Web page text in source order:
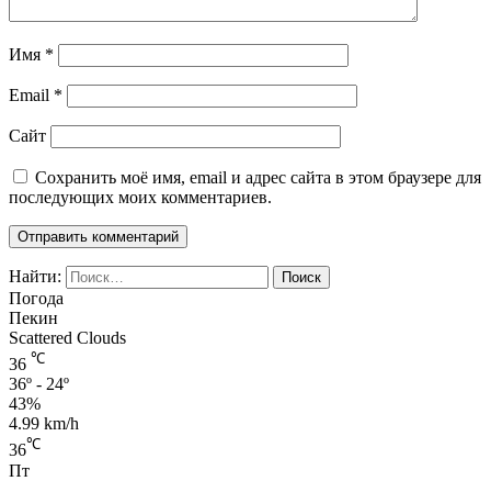
Имя *
Email *
Сайт
Сохранить моё имя, email и адрес сайта в этом браузере для
последующих моих комментариев.
Найти:
Погода
Пекин
Scattered Clouds
36 ℃
36º - 24º
43%
4.99 km/h
36℃
Пт